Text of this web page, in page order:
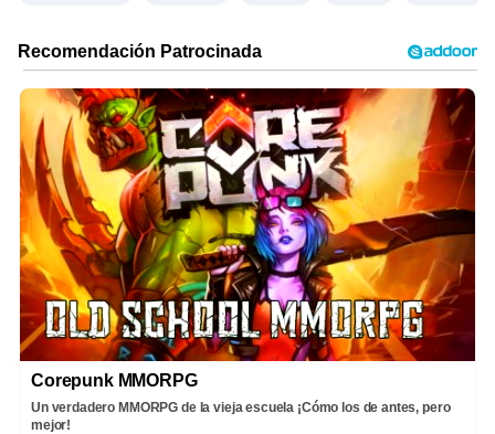
Corepunk MMORPG
Un verdadero MMORPG de la vieja escuela ¡Cómo los de antes, pero
mejor!